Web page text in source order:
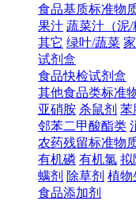
食品基质标准物
果汁 蔬菜汁（泥/
其它 绿叶/蔬菜
试剂盒
食品快检试剂盒
其他食品类标准
亚硝胺 杀鼠剂 苯
邻苯二甲酸酯类
农药残留标准物
有机磷 有机氯 拟
螨剂 除草剂 植物
食品添加剂